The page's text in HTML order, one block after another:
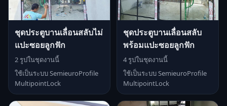
ชุดประตูบานเลื่อนสลับไม่
แปะซอยลูกฟัก
2 รูปในชุดงานนี้
ใช้เป็นระบบ SemieuroProfile
MultipointLock
ชุดประตูบานเลื่อนสลับ
พร้อมแปะซอยลูกฟัก
4 รูปในชุดงานนี้
ใช้เป็นระบบ SemieuroProfile
MultipointLock